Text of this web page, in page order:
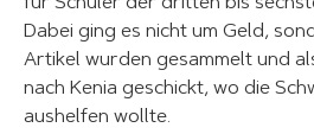
für Schüler der dritten bis
Dabei ging es nicht um Geld,
Artikel wurden gesammelt und
nach Kenia geschickt, wo die
aushelfen wollte.